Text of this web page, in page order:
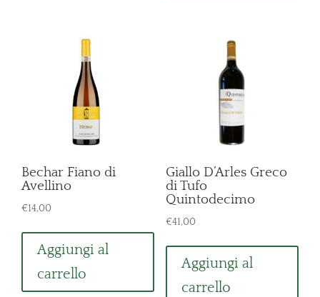
Bechar Fiano di
Avellino
€14,00
Aggiungi al
carrello
Giallo D’Arles Greco
di Tufo
Quintodecimo
€41,00
Aggiungi al
carrello